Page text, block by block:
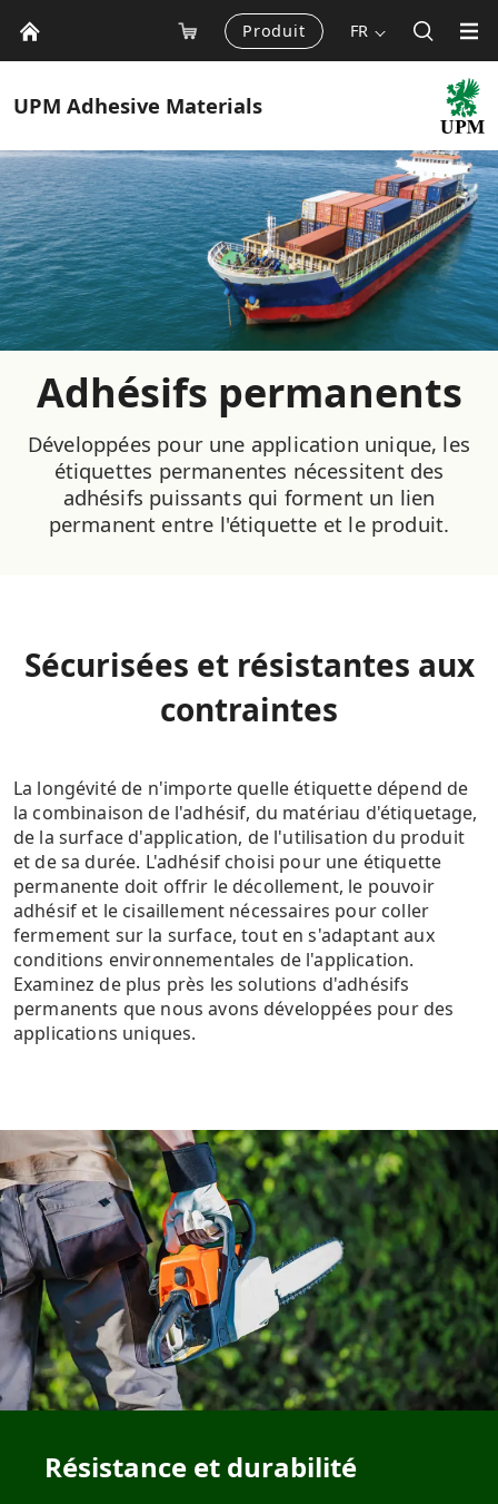
Produit FR
UPM Adhesive Materials
Adhésifs permanents
Développées pour une application unique, les
étiquettes permanentes nécessitent des
adhésifs puissants qui forment un lien
permanent entre l'étiquette et le produit.
Sécurisées et résistantes aux
contraintes
La longévité de n'importe quelle étiquette dépend de
la combinaison de l'adhésif, du matériau d'étiquetage,
de la surface d'application, de l'utilisation du produit
et de sa durée. L'adhésif choisi pour une étiquette
permanente doit offrir le décollement, le pouvoir
adhésif et le cisaillement nécessaires pour coller
fermement sur la surface, tout en s'adaptant aux
conditions environnementales de l'application.
Examinez de plus près les solutions d'adhésifs
permanents que nous avons développées pour des
applications uniques.
Résistance et durabilité